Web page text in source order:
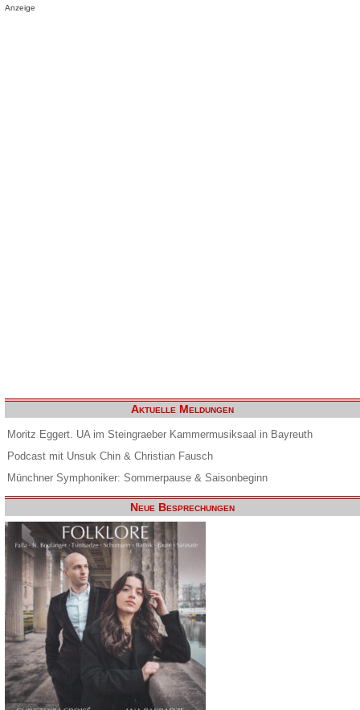
Anzeige
Aktuelle Meldungen
Moritz Eggert. UA im Steingraeber Kammermusiksaal in Bayreuth
Podcast mit Unsuk Chin & Christian Fausch
Münchner Symphoniker: Sommerpause & Saisonbeginn
Neue Besprechungen